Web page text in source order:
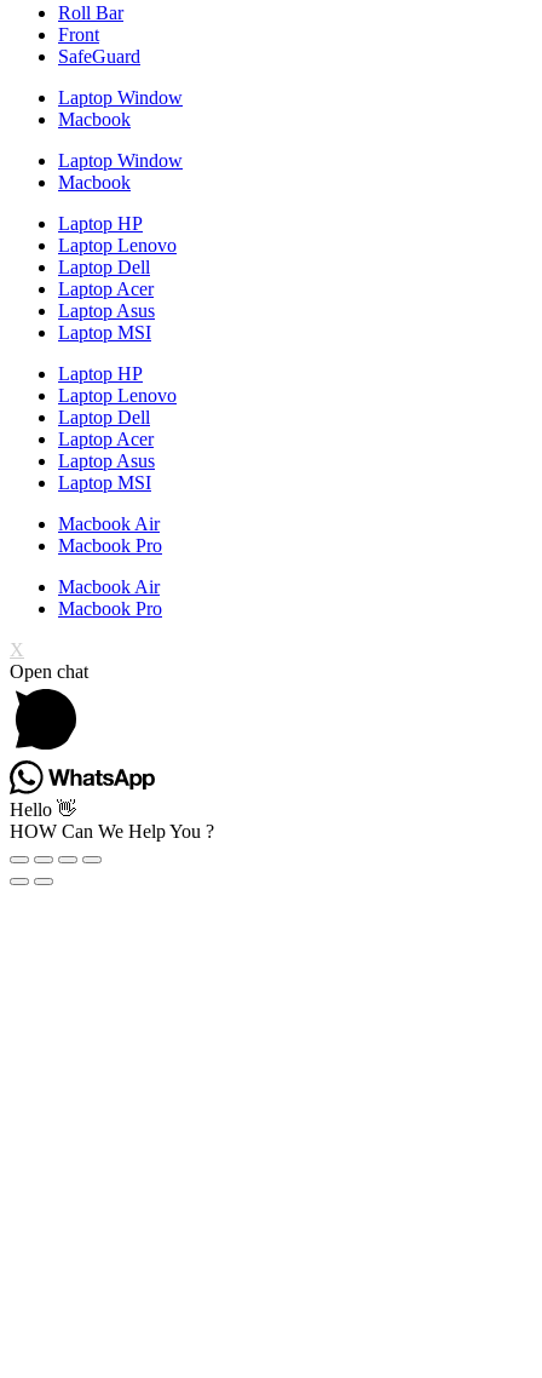
Roll Bar
Front
SafeGuard
Laptop Window
Macbook
Laptop Window
Macbook
Laptop HP
Laptop Lenovo
Laptop Dell
Laptop Acer
Laptop Asus
Laptop MSI
Laptop HP
Laptop Lenovo
Laptop Dell
Laptop Acer
Laptop Asus
Laptop MSI
Macbook Air
Macbook Pro
Macbook Air
Macbook Pro
X
Open chat
Hello 👋
HOW Can We Help You ?